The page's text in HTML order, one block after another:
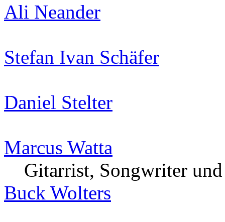
Ali Neander
Stefan Ivan Schäfer
Daniel Stelter
Marcus Watta
Gitarrist, Songwriter
Buck Wolters